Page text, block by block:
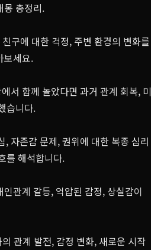
몽 총정리.
구에 대한 걱정, 주변 환경의 변화를
보세요.
서 함께 놀았다면 과거 관계 회복, 미
습니다.
자존감 문제, 권위에 대한 복종 심리
를 해석합니다.
관계 갈등, 억압된 감정, 상실감이
관계 발전, 감정 변화, 새로운 시작